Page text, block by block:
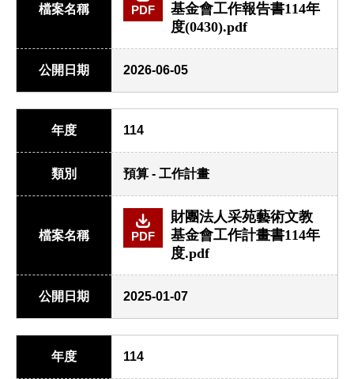
檔案名稱 PDF
基金會工作報告書114年
度(0430).pdf
公開日期 2026-06-05
年度 114
類別 預算 - 工作計畫
檔案名稱 PDF
財團法人采苑藝術文教
基金會工作計畫書114年
度.pdf
公開日期 2025-01-07
年度 114